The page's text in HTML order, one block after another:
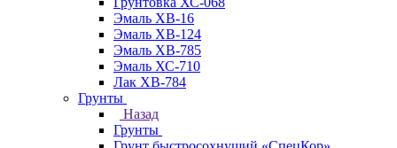
Эмаль ХВ-16
Эмаль ХВ-124
Эмаль ХВ-785
Эмаль ХС-710
Лак ХВ-784
Грунты
Назад
Грунты